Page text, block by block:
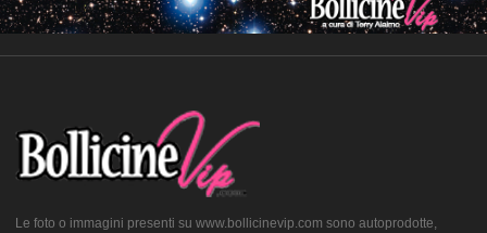
Le foto o immagini presenti su www.bollicinevip.com sono autoprodotte,